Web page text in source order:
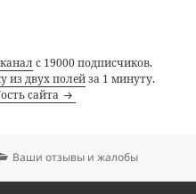
с 19000 подписчиков.
из двух полейза 1 минуту.
сайта
Рубрики
Ваши отзывы и жалобы